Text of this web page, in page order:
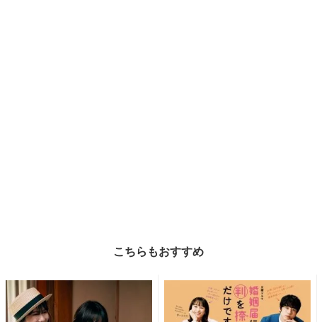
こちらもおすすめ